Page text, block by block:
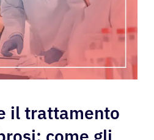
il trattamento